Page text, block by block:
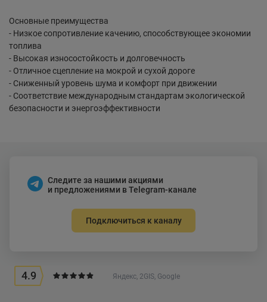
Основные преимущества
- Низкое сопротивление качению, способствующее экономии
топлива
- Высокая износостойкость и долговечность
- Отличное сцепление на мокрой и сухой дороге
- Сниженный уровень шума и комфорт при движении
- Соответствие международным стандартам экологической
безопасности и энергоэффективности
Следите за нашими акциями
и предложениями в Telegram-канале
Подключиться к каналу
4.9 Яндекс, 2GIS, Google